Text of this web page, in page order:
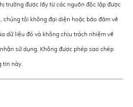
trường được lấy từ các nguồn độc lập được
chúng tôi không đại diện hoặc bảo đảm về
dữ liệu đó và không chịu trách nhiệm về
sử dụng. Không được phép sao chép
tin này.